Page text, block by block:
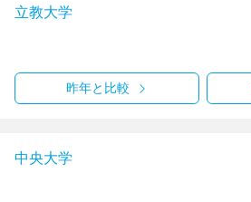
立教大学
昨年と比較
中央大学